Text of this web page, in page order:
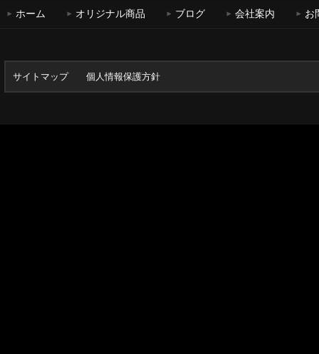
ホーム オリジナル商品 ブログ 会社案内 お
サイトマップ 個人情報保護方針